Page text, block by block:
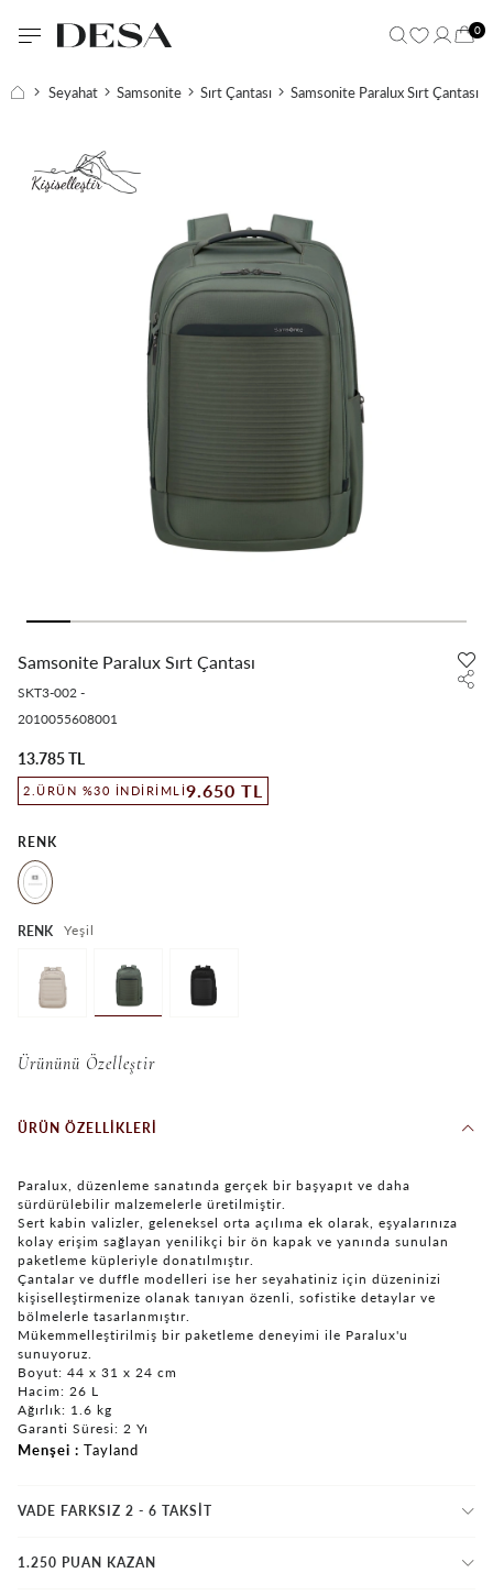
0
Seyahat Samsonite Sırt Çantası Samsonite Paralux Sırt Çantası
Samsonite Paralux Sırt Çantası
SKT3-002 -
2010055608001
13.785 TL
2.ÜRÜN %30 İNDIRIMLI9.650 TL
RENK
RENK Yeşil
Ürününü Özelleştir
ÜRÜN ÖZELLIKLERI
Paralux, düzenleme sanatında gerçek bir başyapıt ve daha
sürdürülebilir malzemelerle üretilmiştir.
Sert kabin valizler, geleneksel orta açılıma ek olarak, eşyalarınıza
kolay erişim sağlayan yenilikçi bir ön kapak ve yanında sunulan
paketleme küpleriyle donatılmıştır.
Çantalar ve duffle modelleri ise her seyahatiniz için düzeninizi
kişiselleştirmenize olanak tanıyan özenli, sofistike detaylar ve
bölmelerle tasarlanmıştır.
Mükemmelleştirilmiş bir paketleme deneyimi ile Paralux'u
sunuyoruz.
Boyut: 44 x 31 x 24 cm
Hacim: 26 L
Ağırlık: 1.6 kg
Garanti Süresi: 2 Yı
Menşei Tayland
VADE FARKSIZ 2 - 6 TAKSIT
1.250 PUAN KAZAN